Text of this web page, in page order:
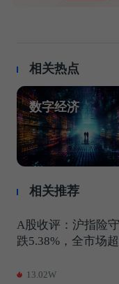
相关热点
数字经济
相关推荐
A股收评：沪指险
跌5.38%，全市场
13.02W